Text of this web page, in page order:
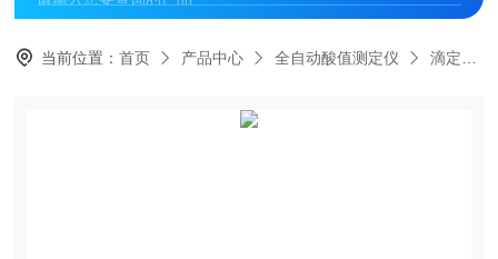
当前位置：首页 产品中心 全自动酸值测定仪 滴定法全自动酸值测定仪